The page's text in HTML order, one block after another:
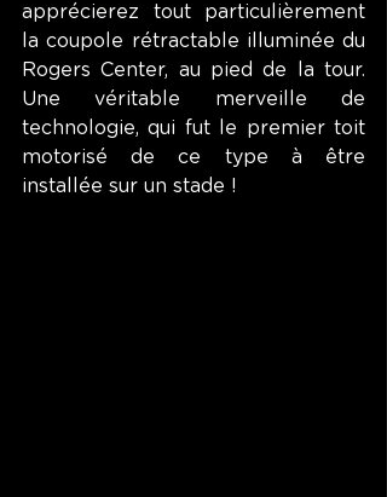
apprécierez tout particulièrement
la coupole rétractable illuminée du
Rogers Center, au pied de la tour.
Une véritable merveille de
technologie, qui fut le premier toit
motorisé de ce type à être
installée sur un stade !